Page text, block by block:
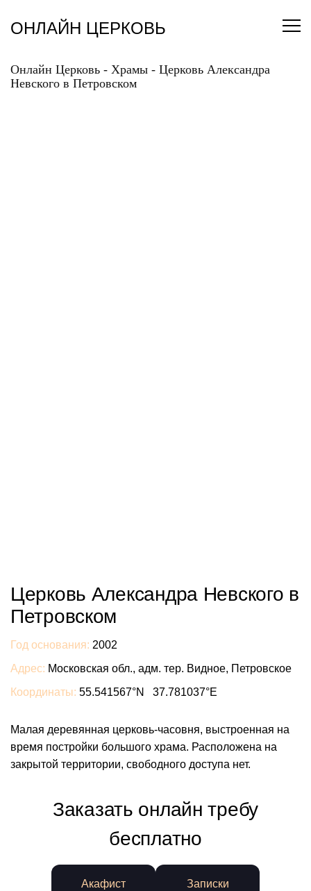
содержанию
ОНЛАЙН ЦЕРКОВЬ
Онлайн Церковь - Храмы - Церковь Александра
Невского в Петровском
Церковь Александра Невского в
Петровском
Год основания: 2002
Адрес: Московская обл., адм. тер. Видное, Петровское
Координаты: 55.541567°N 37.781037°E
Малая деревянная церковь-часовня, выстроенная на
время постройки большого храма. Расположена на
закрытой территории, свободного доступа нет.
Заказать онлайн требу
бесплатно
Акафист Записки